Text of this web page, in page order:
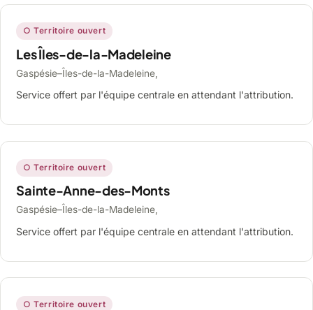
○ Territoire ouvert
Les Îles-de-la-Madeleine
Gaspésie–Îles-de-la-Madeleine,
Service offert par l'équipe centrale en attendant l'attribution.
○ Territoire ouvert
Sainte-Anne-des-Monts
Gaspésie–Îles-de-la-Madeleine,
Service offert par l'équipe centrale en attendant l'attribution.
○ Territoire ouvert